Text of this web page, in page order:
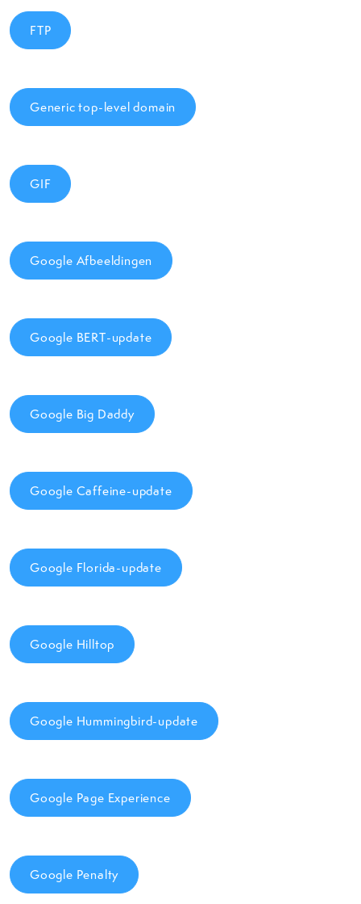
FTP
Generic top-level domain
GIF
Google Afbeeldingen
Google BERT-update
Google Big Daddy
Google Caffeine-update
Google Florida-update
Google Hilltop
Google Hummingbird-update
Google Page Experience
Google Penalty